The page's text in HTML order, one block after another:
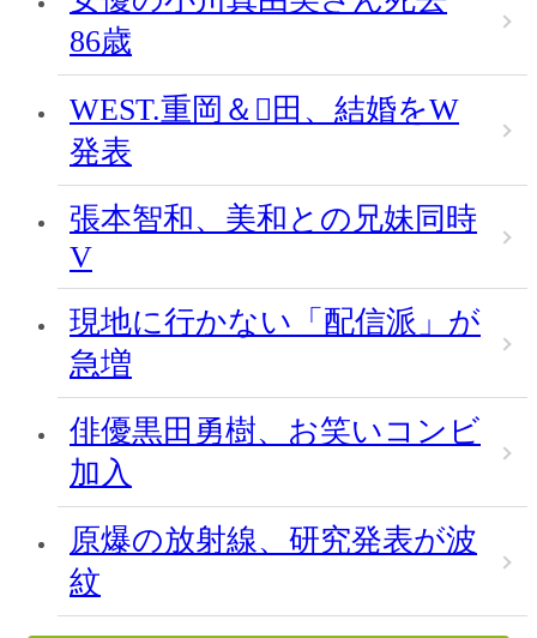
86歳
WEST.重岡＆田、結婚をW
発表
張本智和、美和との兄妹同時
V
現地に行かない「配信派」が
急増
俳優黒田勇樹、お笑いコンビ
加入
原爆の放射線、研究発表が波
紋